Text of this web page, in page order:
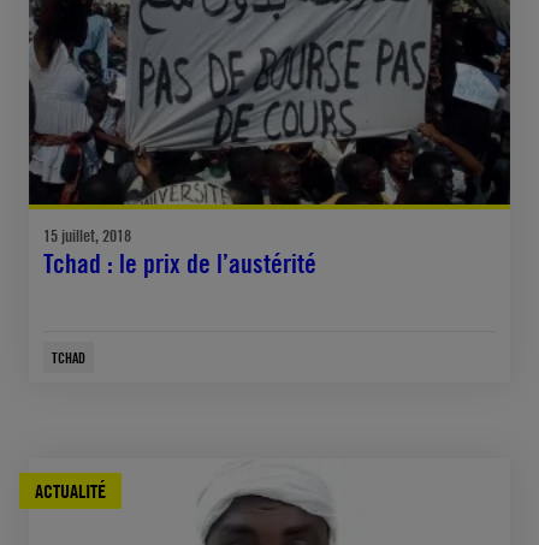
15 juillet, 2018
Tchad : le prix de l’austérité
TCHAD
ACTUALITÉ